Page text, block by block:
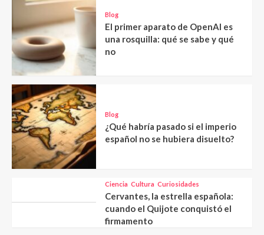
Blog
El primer aparato de OpenAI es
una rosquilla: qué se sabe y qué
no
Blog
¿Qué habría pasado si el imperio
español no se hubiera disuelto?
Ciencia Cultura Curiosidades
Cervantes, la estrella española:
cuando el Quijote conquistó el
firmamento